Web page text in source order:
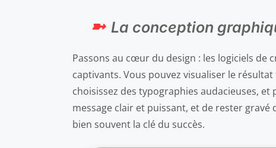
La conception
Passons au cœur du design : les logiciels
captivants. Vous pouvez visualiser le
choisissez des typographies audacieuses,
message clair et puissant, et de rester gravé
bien souvent la clé du succès.